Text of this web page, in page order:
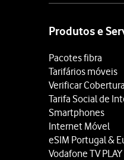
Produtos e
Pacotes fibra
Tarifários móveis
Verificar Cobertura
Tarifa Social de
Smartphones
Internet Móvel
eSIM Portugal &
Vodafone TV PLAY